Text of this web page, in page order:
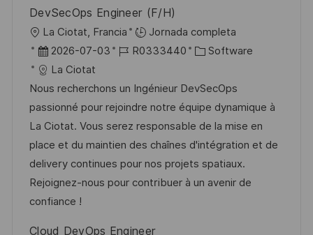
b
l
i
c
a
c
i
ó
n
o
DevSecOps Engineer (F/H)
U
b
c
a
c
i
ó
n
La Ciotat, Francia
Jornada completa
F
e
c
h
a
d
e
p
u
2026-07-03
I
d
e
e
m
p
l
R0333440
C
t
e
g
o
r
í
Software
La Ciotat
Nous recherchons un Ingénieur DevSecOps
passionné pour rejoindre notre équipe dynamique à
La Ciotat. Vous serez responsable de la mise en
place et du maintien des chaînes d'intégration et de
delivery continues pour nos projets spatiaux.
Rejoignez-nous pour contribuer à un avenir de
confiance !
Cloud DevOps Engineer